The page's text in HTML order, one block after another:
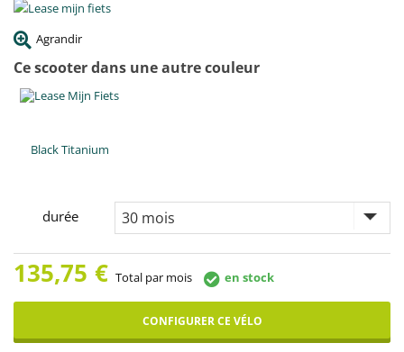
Agrandir
Ce scooter dans une autre couleur
Black Titanium
durée
135,75 € Total par mois en stock
CONFIGURER CE VÉLO